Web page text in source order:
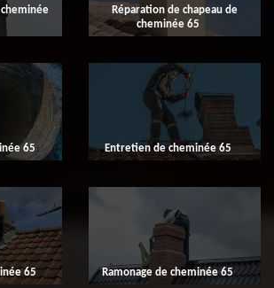
cheminée
Réparation de chapeau de
cheminée 65
65 Entretien de cheminée 65
65 Ramonage de cheminée 65